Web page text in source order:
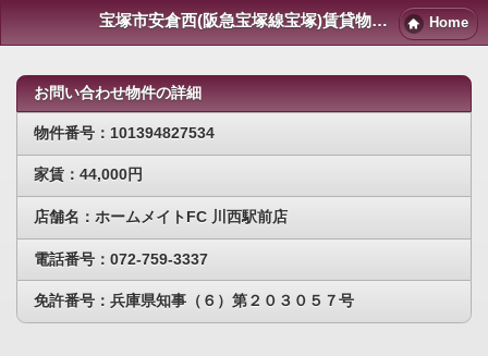
宝塚市安倉西(阪急宝塚線宝塚)賃貸物件｜宝塚賃貸マンション情報NET Home
お問い合わせ物件の詳細
物件番号：101394827534
家賃：44,000円
店舗名：ホームメイトFC 川西駅前店
電話番号：072-759-3337
免許番号：兵庫県知事（６）第２０３０５７号